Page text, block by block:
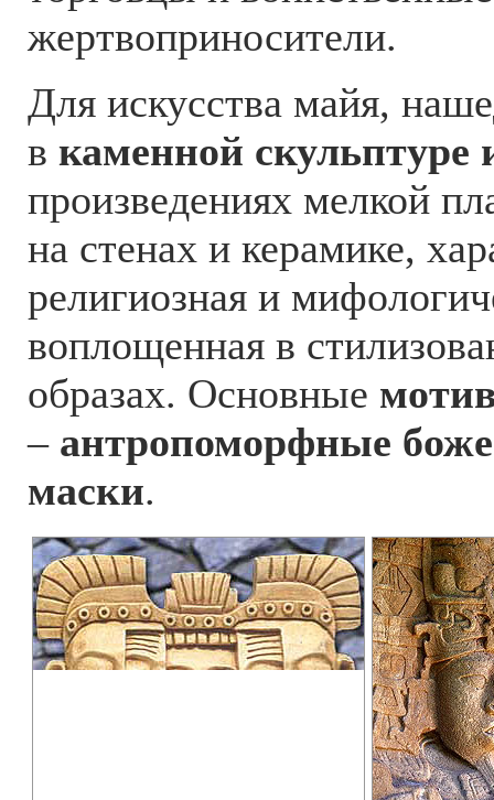
жертвоприносители.
Для искусства майя,
в каменной скульптуре
произведениях мелкой
на стенах и керамике,
религиозная и
воплощенная в
образах. Основные
– антропоморфные
маски.